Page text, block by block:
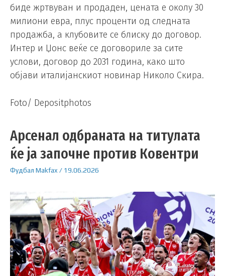
биде жртвуван и продаден, цената е околу 30
милиони евра, плус проценти од следната
продажба, а клубовите се блиску до договор.
Интер и Џонс веќе се договориле за сите
услови, договор до 2031 година, како што
објави италијанскиот новинар Николо Скира.
Foto/ Depositphotos
Арсенал одбраната на титулата
ќе ја започне против Ковентри
Фудбал Makfax / 19.06.2026